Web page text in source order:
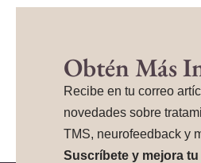
Obtén Más
Recibe en tu correo
novedades sobre
TMS, neurofeedback y
Suscríbete y mejora